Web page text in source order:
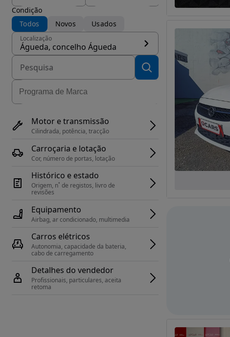
Condição
Todos
Novos Usados
Localização
Águeda, concelho Águeda
Motor e transmissão
Cilindrada, potência, tracção
Carroçaria e lotação
Cor, número de portas, lotação
Histórico e estado
Origem, n˚ de registos, livro de
revisões
Equipamento
Airbag, ar condicionado, multimedia
Carros elétricos
Autonomia, capacidade da bateria,
cabo de carregamento
Detalhes do vendedor
Profissionais, particulares, aceita
retoma